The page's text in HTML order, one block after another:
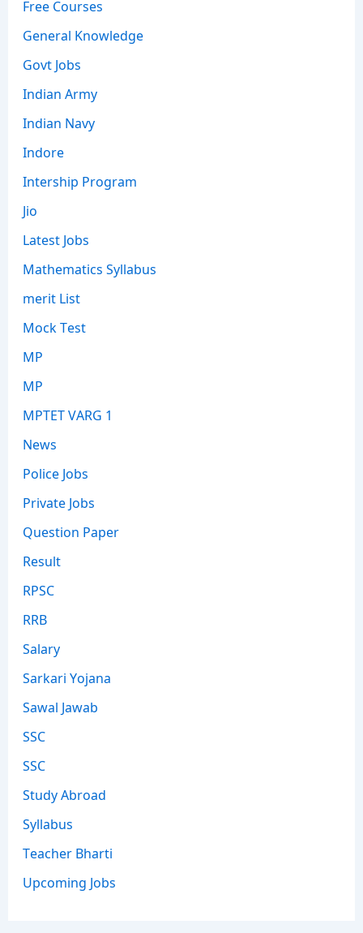
Free Courses
General Knowledge
Govt Jobs
Indian Army
Indian Navy
Indore
Intership Program
Jio
Latest Jobs
Mathematics Syllabus
merit List
Mock Test
MP
MP
MPTET VARG 1
News
Police Jobs
Private Jobs
Question Paper
Result
RPSC
RRB
Salary
Sarkari Yojana
Sawal Jawab
SSC
SSC
Study Abroad
Syllabus
Teacher Bharti
Upcoming Jobs